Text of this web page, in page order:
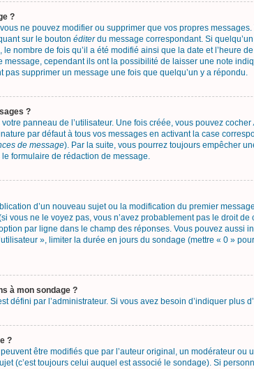
?
ne pouvez modifier ou supprimer que vos propres
sur le bouton éditerdu message correspondant. Si
nombre de fois qu’il a été modifié ainsi que la date et l’heure
cependant ils ont la possibilité de laisser une note
supprimer un message une fois que quelqu’un y a répondu.
?
panneau de l’utilisateur. Une fois créée, vous pouvez cocher
par défaut à tous vos messages en activant la case
de message). Par la suite, vous pourrez toujours empêcher
le formulaire de rédaction de message.
d’un nouveau sujet ou la modification du premier
vous ne le voyez pas, vous n’avez probablement pas le droit
par ligne dans le champ des réponses. Vous pouvez aussi
», limiter la durée en jours du sondage (mettre « 0 »
à mon sondage ?
défini par l’administrateur. Si vous avez besoin d’indiquer plus
?
être modifiés que par l’auteur original, un modérateur ou
(c’est toujours celui auquel est associé le sondage). Si